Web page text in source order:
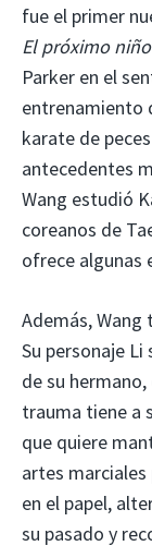
fue el primer
El próximo
Parker en el
entrenamiento
karate de
antecedentes
Wang estudió
coreanos de
ofrece algunas
Además,
Su personaje
de su
trauma tiene a
que quiere
artes
en el papel,
su pasado y